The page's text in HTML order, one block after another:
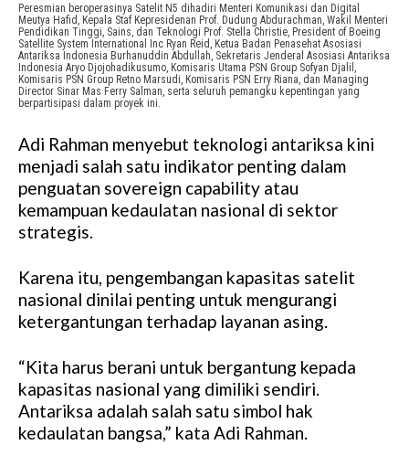
Peresmian beroperasinya Satelit N5 dihadiri Menteri Komunikasi dan Digital
Meutya Hafid, Kepala Staf Kepresidenan Prof. Dudung Abdurachman, Wakil Menteri
Pendidikan Tinggi, Sains, dan Teknologi Prof. Stella Christie, President of Boeing
Satellite System International Inc Ryan Reid, Ketua Badan Penasehat Asosiasi
Antariksa Indonesia Burhanuddin Abdullah, Sekretaris Jenderal Asosiasi Antariksa
Indonesia Aryo Djojohadikusumo, Komisaris Utama PSN Group Sofyan Djalil,
Komisaris PSN Group Retno Marsudi, Komisaris PSN Erry Riana, dan Managing
Director Sinar Mas Ferry Salman, serta seluruh pemangku kepentingan yang
berpartisipasi dalam proyek ini.
Adi Rahman menyebut teknologi antariksa kini
menjadi salah satu indikator penting dalam
penguatan sovereign capability atau
kemampuan kedaulatan nasional di sektor
strategis.
Karena itu, pengembangan kapasitas satelit
nasional dinilai penting untuk mengurangi
ketergantungan terhadap layanan asing.
“Kita harus berani untuk bergantung kepada
kapasitas nasional yang dimiliki sendiri.
Antariksa adalah salah satu simbol hak
kedaulatan bangsa,” kata Adi Rahman.